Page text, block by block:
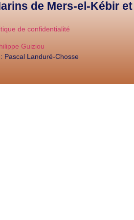
de Mers-el-Kébir
de confidentialité
Guiziou
Pascal Landuré-Chosse